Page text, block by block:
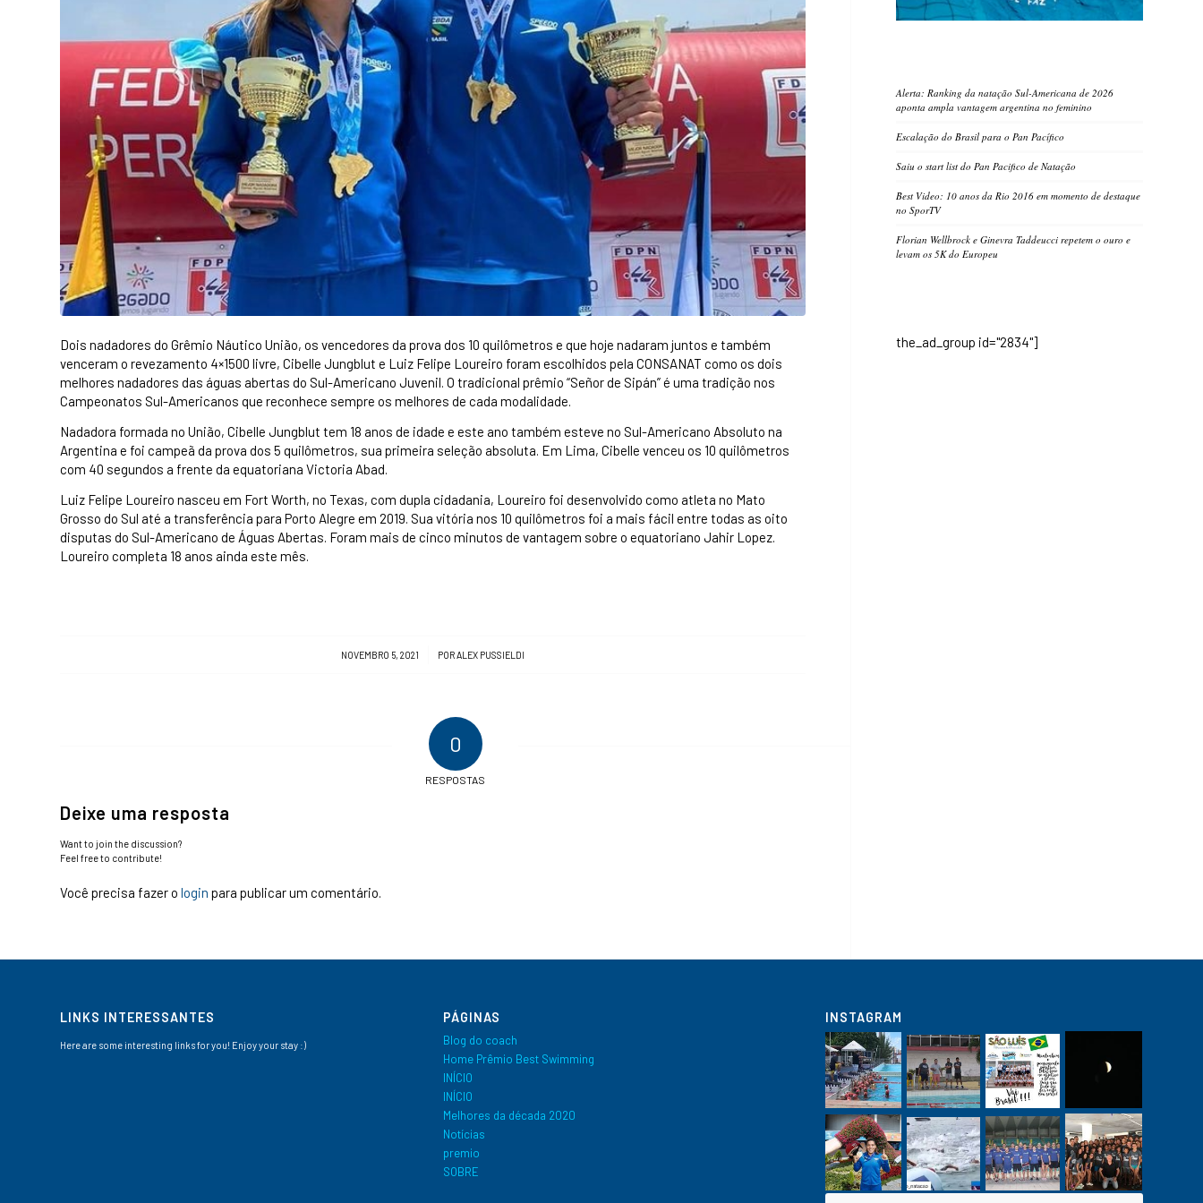
Dois nadadores do Grêmio Náutico União, os vencedores da prova dos 10 quilômetros e que hoje nadaram juntos e também
venceram o revezamento 4×1500 livre, Cibelle Jungblut e Luiz Felipe Loureiro foram escolhidos pela CONSANAT como os dois
melhores nadadores das águas abertas do Sul-Americano Juvenil. O tradicional prêmio “Señor de Sipán” é uma tradição nos
Campeonatos Sul-Americanos que reconhece sempre os melhores de cada modalidade.
Nadadora formada no União, Cibelle Jungblut tem 18 anos de idade e este ano também esteve no Sul-Americano Absoluto na
Argentina e foi campeã da prova dos 5 quilômetros, sua primeira seleção absoluta. Em Lima, Cibelle venceu os 10 quilômetros
com 40 segundos a frente da equatoriana Victoria Abad.
Luiz Felipe Loureiro nasceu em Fort Worth, no Texas, com dupla cidadania, Loureiro foi desenvolvido como atleta no Mato
Grosso do Sul até a transferência para Porto Alegre em 2019. Sua vitória nos 10 quilômetros foi a mais fácil entre todas as oito
disputas do Sul-Americano de Águas Abertas. Foram mais de cinco minutos de vantagem sobre o equatoriano Jahir Lopez.
Loureiro completa 18 anos ainda este mês.
NOVEMBRO 5, 2021
/ PORALEX PUSSIELDI
0
RESPOSTAS
Deixe uma resposta
Want to join the discussion?
Feel free to contribute!
Você precisa fazer o login para publicar um comentário.
Alerta: Ranking da natação Sul-Americana de 2026
aponta ampla vantagem argentina no feminino
Escalação do Brasil para o Pan Pacífico
Saiu o start list do Pan Pacifico de Natação
Best Video: 10 anos da Rio 2016 em momento de destaque
no SporTV
Florian Wellbrock e Ginevra Taddeucci repetem o ouro e
levam os 5K do Europeu
the_ad_group id="2834"]
LINKS INTERESSANTES
Here are some interesting links for you! Enjoy your stay :)
PÁGINAS
Blog do coach
Home Prêmio Best Swimming
INÍCIO
INÍCIO
Melhores da década 2020
Notícias
premio
SOBRE
INSTAGRAM